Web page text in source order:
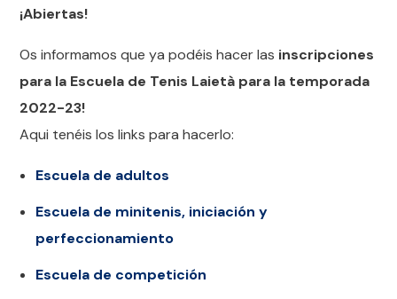
¡Abiertas!
Os informamos que ya podéis hacer las inscripciones
para la Escuela de Tenis Laietà para la temporada
2022-23!
Aqui tenéis los links para hacerlo:
Escuela de adultos
Escuela de minitenis, iniciación y
perfeccionamiento
Escuela de competición